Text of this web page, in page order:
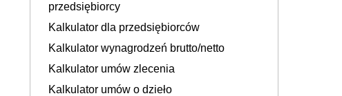
przedsiębiorcy
Kalkulator dla przedsiębiorców
Kalkulator wynagrodzeń brutto/netto
Kalkulator umów zlecenia
Kalkulator umów o dzieło